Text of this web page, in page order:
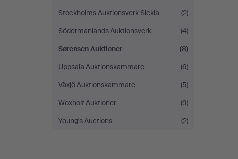
Stockholms Auktionsverk Sickla
(2)
Södermanlands Auktionsverk
(4)
Sørensen Auktioner
(8)
Uppsala Auktionskammare
(6)
Växjö Auktionskammare
(5)
Woxholt Auktioner
(9)
Young's Auctions
(2)